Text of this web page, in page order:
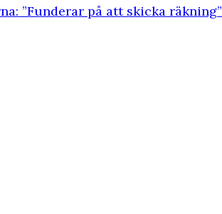
”Funderar på att skicka räkning”